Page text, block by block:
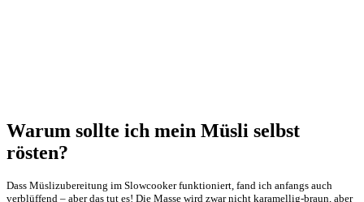
Warum sollte ich mein Müsli selbst
rösten?
Dass Müslizubereitung im Slowcooker funktioniert, fand ich anfangs auch
verblüffend – aber das tut es! Die Masse wird zwar nicht karamellig-braun, aber